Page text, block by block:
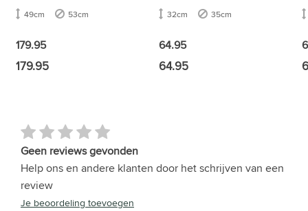
49cm 53cm
179.95
179.95
32cm 35cm
64.95
64.95
Geen reviews gevonden
Help ons en andere klanten door het schrijven van een
review
Je beoordeling toevoegen